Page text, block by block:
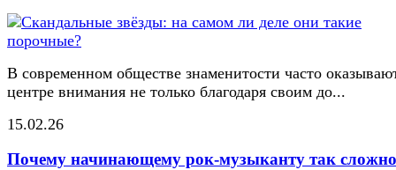
В современном обществе знаменитости часто
центре внимания не только благодаря своим до...
15.02.26
Почему начинающему рок-музыканту так сложно